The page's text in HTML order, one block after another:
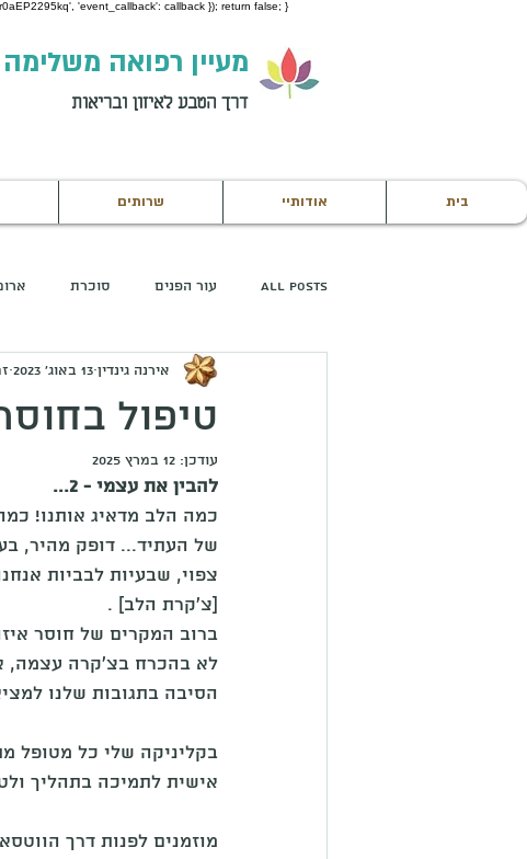
'event_callback': callback }); return false; }
מעיין רפואה משלימה
דרך הטבע לאיזון ובריאות
בית אודותיי שרותים
All Posts עור הפנים סוכרת
טיפול מקדים
טיפול
אירנה גינדין 13 באוג׳ 2023
עודכן: 12 במרץ 2025
להבין את עצמי - 2...
כמה הלב מדאיג אותנו!
של העתיד... דופק מהיר,
צפוי, שבעיות לבביות
[צ'קרת הלב] .
ברוב המקרים של חוסר
לא בהכרח בצ'קרה עצמה,
הסיבה בתגובות שלנו
בקליניקה שלי כל מטופל
אישית לתמיכה בתהליך
מוזמנים לפנות דרך